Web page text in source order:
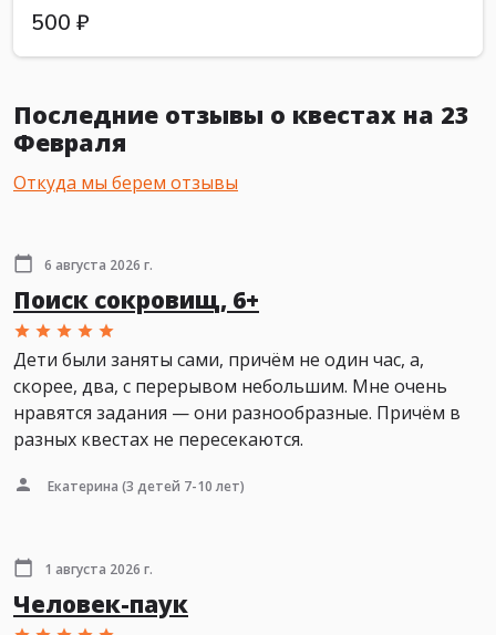
500 ₽
Последние отзывы о квестах на 23
Февраля
Откуда мы берем отзывы
6 августа 2026 г.
Поиск сокровищ, 6+
Дети были заняты сами, причём не один час, а,
скорее, два, с перерывом небольшим. Мне очень
нравятся задания — они разнообразные. Причём в
разных квестах не пересекаются.
Екатерина (3 детей 7-10 лет)
1 августа 2026 г.
Человек-паук